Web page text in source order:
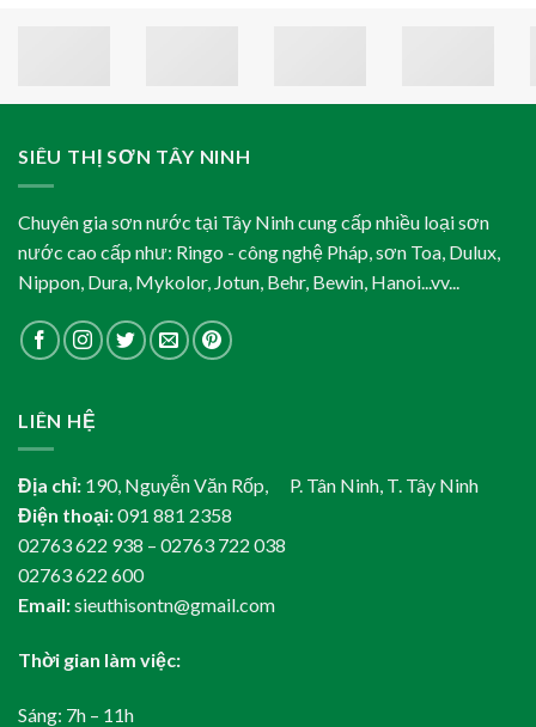
SIÊU THỊ SƠN TÂY NINH
Chuyên gia sơn nước tại Tây Ninh cung cấp nhiều loại sơn
nước cao cấp như: Ringo - công nghệ Pháp, sơn Toa, Dulux,
Nippon, Dura, Mykolor, Jotun, Behr, Bewin, Hanoi...vv...
LIÊN HỆ
Địa chỉ: 190, Nguyễn Văn Rốp, P. Tân Ninh, T. Tây Ninh
Điện thoại:091 881 2358
02763 622 938 – 02763 722 038
02763 622 600
Email:sieuthisontn@gmail.com
Thời gian làm việc:
Sáng: 7h – 11h